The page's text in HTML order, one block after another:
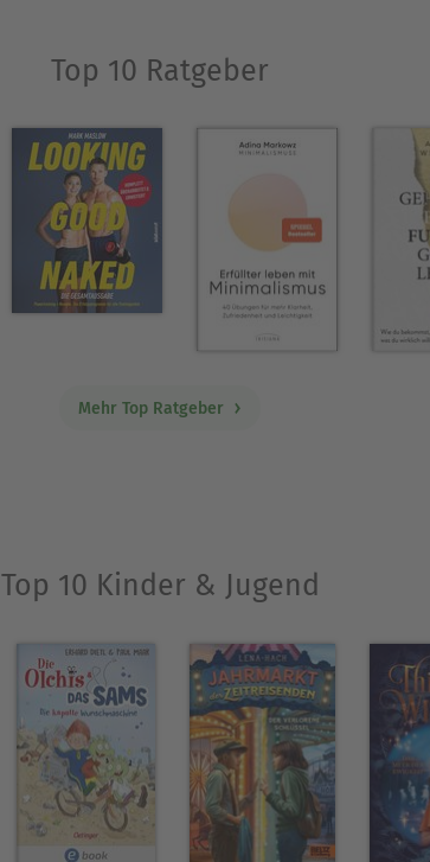
Top 10 Ratgeber
Mehr Top Ratgeber
Top 10 Kinder & Jugend